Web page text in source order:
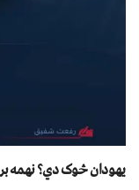
یهودان څوک دي؟ نهمه